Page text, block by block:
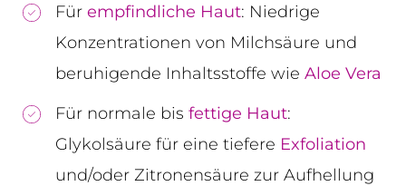
Für empfindliche Haut: Niedrige
Konzentrationen von Milchsäure und
beruhigende Inhaltsstoffe wie Aloe Vera
Für normale bis fettige Haut:
Glykolsäure für eine tiefere Exfoliation
und/oder Zitronensäure zur Aufhellung